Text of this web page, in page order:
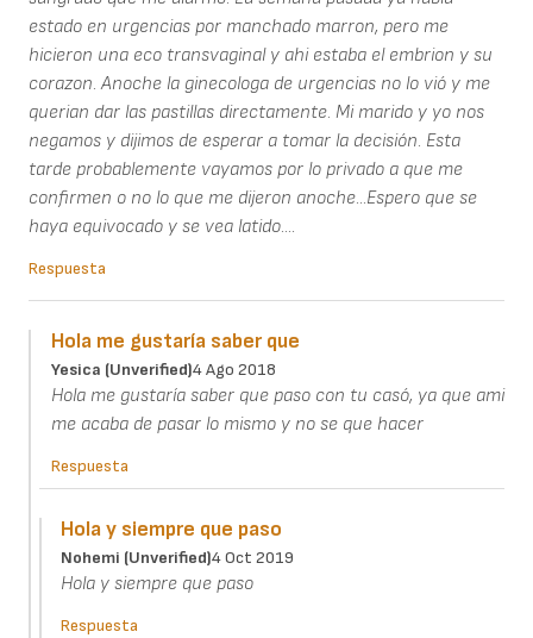
estado en urgencias por manchado marron, pero me
hicieron una eco transvaginal y ahi estaba el embrion y su
corazon. Anoche la ginecologa de urgencias no lo vió y me
querian dar las pastillas directamente. Mi marido y yo nos
negamos y dijimos de esperar a tomar la decisión. Esta
tarde probablemente vayamos por lo privado a que me
confirmen o no lo que me dijeron anoche...Espero que se
haya equivocado y se vea latido....
Respuesta
Hola me gustaría saber que
Yesica (unverified)4 Ago 2018
Hola me gustaría saber que paso con tu casó, ya que ami
me acaba de pasar lo mismo y no se que hacer
Respuesta
Hola y siempre que paso
Nohemi (unverified)4 Oct 2019
Hola y siempre que paso
Respuesta